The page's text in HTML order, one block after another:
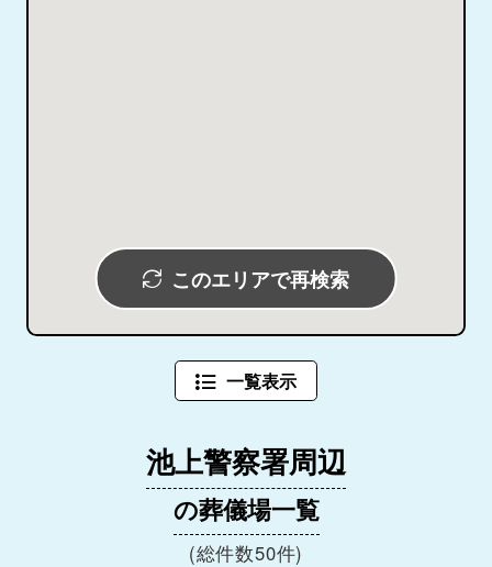
このエリアで再検索
一覧表示
池上警察署周辺
の葬儀場一覧
(総件数50件)